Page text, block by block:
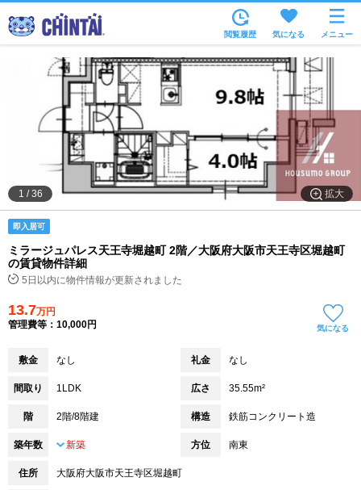
住所から
通勤通学時間から
物件特集から
不動産会社から
閲覧履歴 気になる メニュー
拡大
1 /36
即入居可
ミラージュパレス天王寺堀越町 2階／大阪府大阪市天王寺区堀越町
の賃貸物件詳細
5日以内に物件情報が更新されました
13.7万円
管理費等：10,000円
気になる
敷金 なし 礼金 なし
間取り 1LDK 広さ 35.55m²
階 2階/8階建 構造 鉄筋コンクリート造
築年数 新築 方位 南東
住所 大阪府大阪市天王寺区堀越町